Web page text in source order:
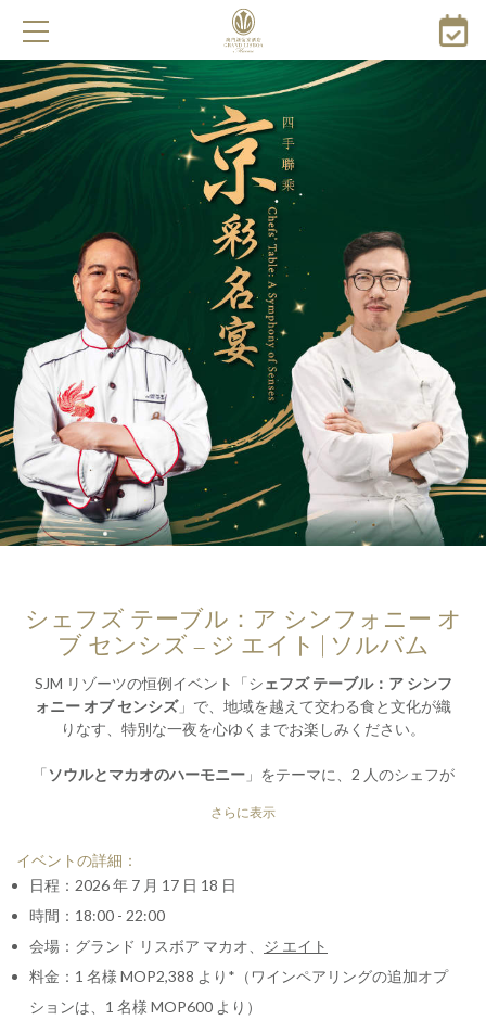
コ
ン
テ
シェフズ テーブル：ア シンフォニー オ
ブ センシズ – ジ エイト | ソルバム
SJM リゾーツの恒例イベント「シェフズ テーブル：ア シンフ
ォニー オブ センシズ」で、地域を越えて交わる食と文化が織
りなす、特別な一夜を心ゆくまでお楽しみください。
「ソウルとマカオのハーモニー」をテーマに、2 人のシェフが
「ジ エイト」の総料理長 Joseph Tse が受
ン 1 つ星韓国料理レストラン
Eom が生み出す洗練された新たな発想を映したモダンなアレ
2 人のシェフが披露するのは、韓国のモダンな感性と洗練され
た広東の伝統が美しく調和し、響き合う、稀有な東アジア美食
の競演です。アジアを代表する 2 つのレストランが贈る、洗練
さらに表示
イベントの詳細：
日程：2026 年 7 月 17 日 18 日
時間：18:00 - 22:00
会場：グランド リスボア マカオ、 ジ エイト
料金：1 名様 MOP2,388 より*（ワインペアリングの追加オプ
ションは、1 名様 MOP600 より）